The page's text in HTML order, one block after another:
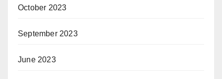
October 2023
September 2023
June 2023